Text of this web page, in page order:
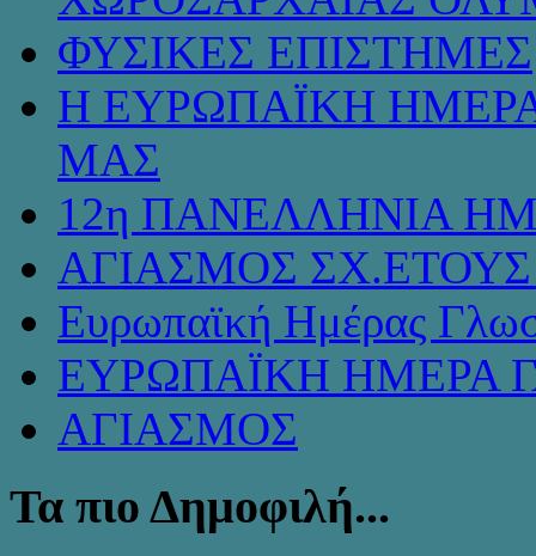
ΦΥΣΙΚΕΣ ΕΠΙΣΤΗΜΕΣ
Η ΕΥΡΩΠΑΪΚΗ
ΜΑΣ
12η ΠΑΝΕΛΛΗΝΙΑ
ΑΓΙΑΣΜΟΣ ΣΧ.ΕΤΟΥΣ
Ευρωπαϊκή Ημέρας
ΕΥΡΩΠΑΪΚΗ ΗΜΕΡΑ
ΑΓΙΑΣΜΟΣ
Τα πιο Δημοφιλή...